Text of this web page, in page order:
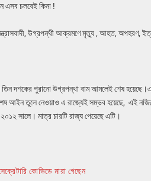
এসব চলবেই কিনা !
সন্ত্রাসবাদী, উগ্রপন্থী আক্রমণে মৃত্যু , আহত, অপহরণ,
দশকের পুরানো উগ্রপন্থা বাম আমলেই শেষ
আইন তুলে নেওয়াও এ রাজ্যেই সম্ভব হয়েছে, এই
২০১২ সালে। মাত্র চারটি রাজ্য পেয়েছে এটি।
কোভিডে মারা গেছেন